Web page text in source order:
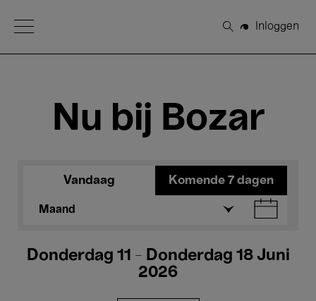
Open Menu
Zoeken
Inloggen
Nu bij Bozar
Vandaag Komende 7 dagen
Maand
Donderdag 11 - Donderdag 18 Juni
2026